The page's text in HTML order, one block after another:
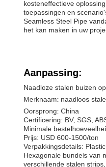
kosteneffectieve
toepassingen en
Seamless Steel Pipe
het kan maken in uw
Aanpassing:
Naadloze stalen buizen
Merknaam: naadloos
Oorsprong: China
Certificering: BV, SGS,
Minimale
Prijs: USD 600-1500/ton
Verpakkingsdetails:
Hexagonale bundels van
verschillende stalen